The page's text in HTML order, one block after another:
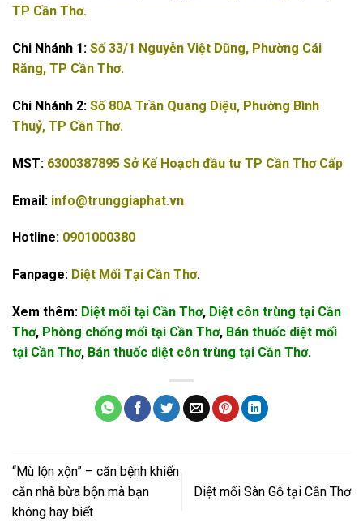
TP Cần Thơ.
Chi Nhánh 1: Số 33/1 Nguyễn Việt Dũng, Phường Cái
Răng, TP Cần Thơ.
Chi Nhánh 2: Số 80A Trần Quang Diệu, Phường Bình
Thuỷ, TP Cần Thơ.
MST: 6300387895 Sở Kế Hoạch đầu tư TP Cần Thơ Cấp
Email: info@trunggiaphat.vn
Hotline: 0901000380
Fanpage: Diệt Mối Tại Cần Thơ.
Xem thêm: Diệt mối tại Cần Thơ, Diệt côn trùng tại Cần
Thơ, Phòng chống mối tại Cần Thơ, Bán thuốc diệt mối
tại Cần Thơ, Bán thuốc diệt côn trùng tại Cần Thơ.
“Mù lộn xộn” – căn bệnh khiến
căn nhà bừa bộn mà bạn
không hay biết
Diệt mối Sàn Gỗ tại Cần Thơ